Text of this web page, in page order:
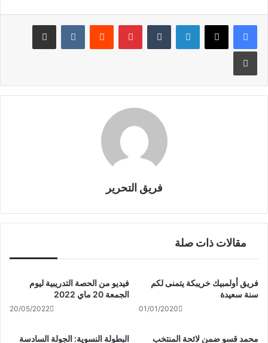
c
e
b
o
o
itt
er
t
لينكدإن بينتيريست مشاركة عبر البريد
طباعة
فريق التحرير
مقالات ذات صلة
فيديو من الحصة التدريبية ليوم
الجمعة 20 ماي 2022
20/05/2022
فريق أولمبيك خريبكة يتمنى لكم
سنة سعيدة
01/01/2020
البطولة النسوية: الجولة السادسة
محمد قسو ضمن لائحة المنتخب